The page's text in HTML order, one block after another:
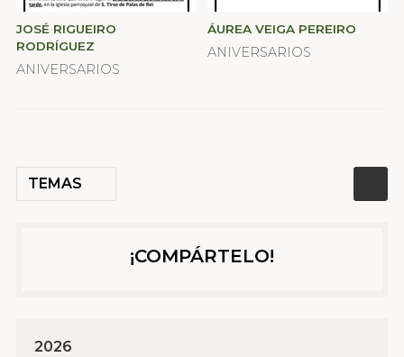
TEMAS
JOSÉ RIGUEIRO
RODRÍGUEZ
ANIVERSARIOS
ÁUREA VEIGA PEREIRO
ANIVERSARIOS
¡COMPÁRTELO!
2026